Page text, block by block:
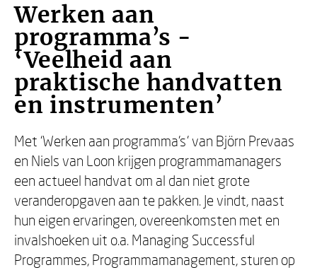
Werken aan
programma’s -
‘Veelheid aan
praktische handvatten
en instrumenten’
Met ‘Werken aan programma’s’ van Björn Prevaas
en Niels van Loon krijgen programmamanagers
een actueel handvat om al dan niet grote
veranderopgaven aan te pakken. Je vindt, naast
hun eigen ervaringen, overeenkomsten met en
invalshoeken uit o.a. Managing Successful
Programmes, Programmamanagement, sturen op